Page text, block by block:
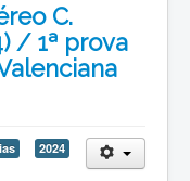
C.
/ 1ª prova
2024